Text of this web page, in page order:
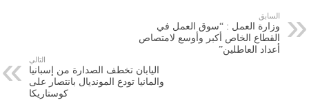
السابق
وزارة العمل : “سوق العمل في
القطاع الخاص أكبر وأوسع لامتصاص
أعداد العاطلين”
التالي
اليابان تخطف الصدارة من إسبانيا
والمانيا تودع المونديال بانتصار على
كوستاريكا